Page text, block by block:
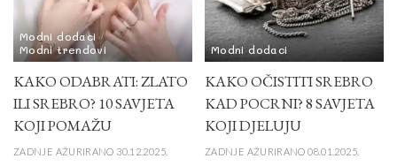
Modni dodaci
Modni trendovi
KAKO ODABRATI: ZLATO
ILI SREBRO? 10 SAVJETA
KOJI POMAŽU
ZADNJE AŽURIRANO 30.12.2025.
Modni dodaci
KAKO OČISTITI SREBRO
KAD POCRNI? 8 SAVJETA
KOJI DJELUJU
ZADNJE AŽURIRANO 08.01.2025.